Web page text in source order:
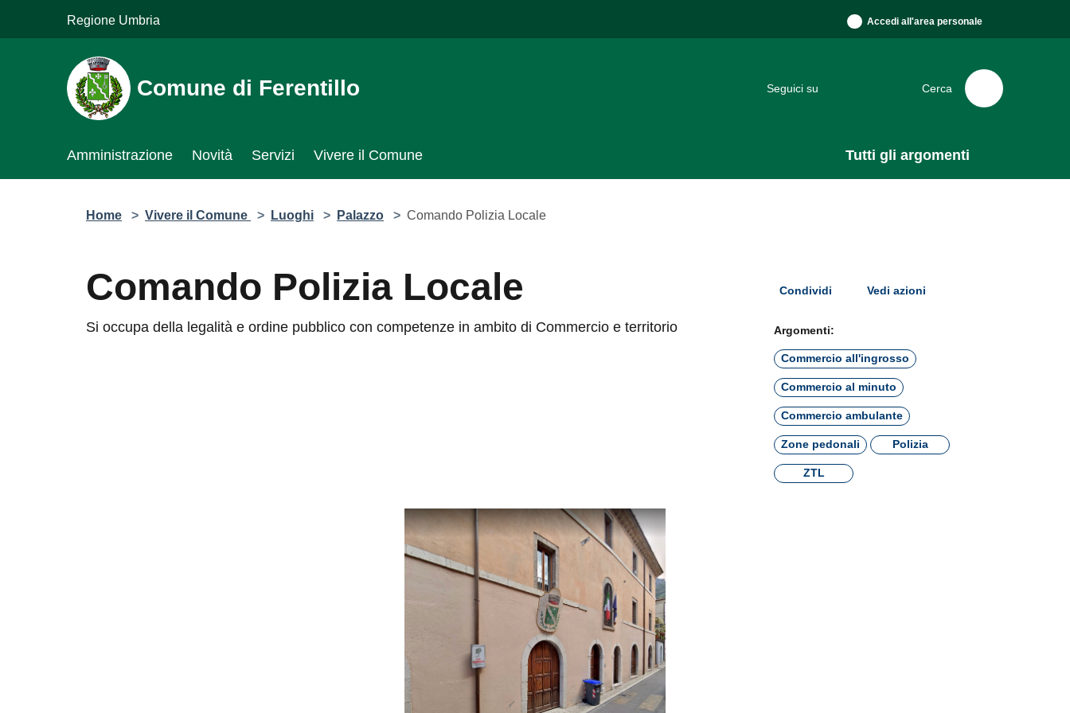
Regione Umbria Accedi all'area personale
Comune di Ferentillo Seguici su Cerca
Amministrazione Novità Servizi Vivere il Comune Tutti gli argomenti
Home > Vivere il Comune > Luoghi > Palazzo > Comando Polizia Locale
Comando Polizia Locale
Si occupa della legalità e ordine pubblico con competenze in ambito di Commercio e territorio
Condividi Vedi azioni
Argomenti:
Commercio all'ingrosso
Commercio al minuto
Commercio ambulante
Zone pedonali
Polizia
ZTL